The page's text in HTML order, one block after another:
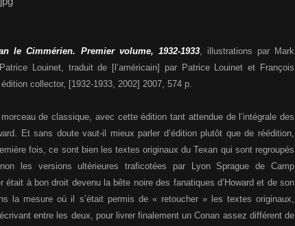
le Cimmérien. Premier volume, 1932-1933, illustrations par Mark
Louinet, traduit de [l’américain] par Patrice Louinet et François
collector, [1932-1933, 2002] 2007, 574 p.
de classique, avec cette édition tant attendue de l’intégrale des
Et sans doute vaut-il mieux parler d’édition plutôt que de réédition,
fois, ce sont bien les textes originaux du Texan qui sont regroupés
les versions ultérieures traficotées par Lyon Sprague de Camp
à bon droit devenu la bête noire des fanatiques d’Howard et de son
la mesure où il s’était permis de « retoucher » les textes originaux,
entre les deux, pour livrer finalement un Conan assez différent de